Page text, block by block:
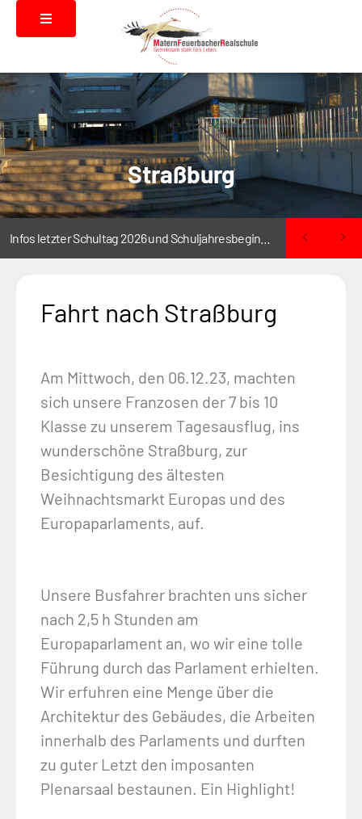
Straßburg
Fahrt nach Straßburg
Am Mittwoch, den 06.12.23, machten
sich unsere Franzosen der 7 bis 10
Klasse zu unserem Tagesausflug, ins
wunderschöne Straßburg, zur
Besichtigung des ältesten
Weihnachtsmarkt Europas und des
Europaparlaments, auf.
Unsere Busfahrer brachten uns sicher
nach 2,5 h Stunden am
Europaparlament an, wo wir eine tolle
Führung durch das Parlament erhielten.
Wir erfuhren eine Menge über die
Architektur des Gebäudes, die Arbeiten
innerhalb des Parlaments und durften
zu guter Letzt den imposanten
Plenarsaal bestaunen. Ein Highlight!